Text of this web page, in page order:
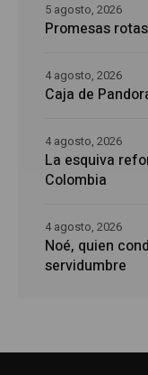
Promesas rotas
5 agosto, 2026
Caja de
4 agosto, 2026
La esquiva
Colombia
4 agosto, 2026
Noé, quien
servidumbre
4 agosto, 2026